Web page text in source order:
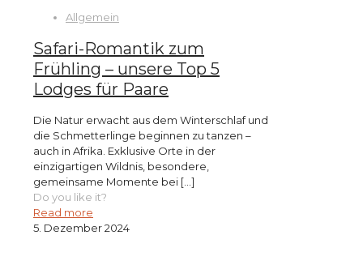
Allgemein
Safari-Romantik zum
Frühling – unsere Top 5
Lodges für Paare
Die Natur erwacht aus dem Winterschlaf und
die Schmetterlinge beginnen zu tanzen –
auch in Afrika. Exklusive Orte in der
einzigartigen Wildnis, besondere,
gemeinsame Momente bei […]
Do you like it?
Read more
5. Dezember 2024